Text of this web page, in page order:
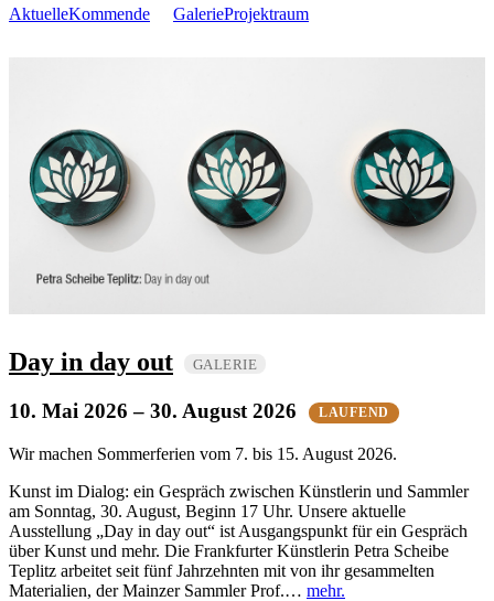
AktuelleKommende GalerieProjektraum
Day in day out GALERIE
10. Mai 2026 – 30. August 2026 LAUFEND
Wir machen Sommerferien vom 7. bis 15. August 2026.
Kunst im Dialog: ein Gespräch zwischen Künstlerin und Sammler
am Sonntag, 30. August, Beginn 17 Uhr. Unsere aktuelle
Ausstellung „Day in day out“ ist Ausgangspunkt für ein Gespräch
über Kunst und mehr. Die Frankfurter Künstlerin Petra Scheibe
Teplitz arbeitet seit fünf Jahrzehnten mit von ihr gesammelten
Materialien, der Mainzer Sammler Prof.… mehr.